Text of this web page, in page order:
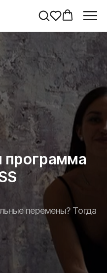
программа
перемены? Тогда